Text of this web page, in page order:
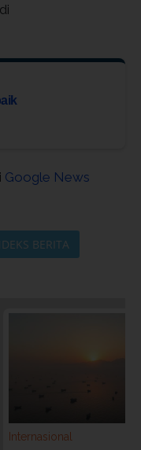
Google News
BERITA
Internasional